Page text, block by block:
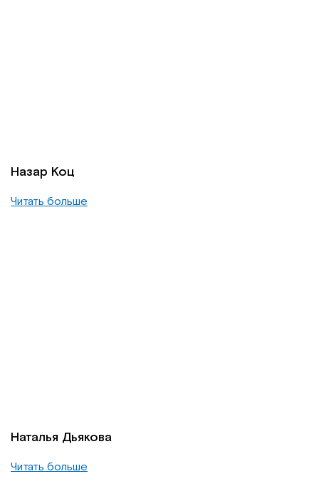
Назар Коц
Читать больше
Наталья Дьякова
Читать больше